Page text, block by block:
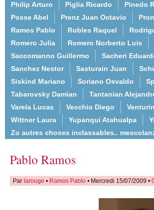
Philip Arturo
Piglia Ricardo Pinedo
Posse Abel
Prenz Juan Octavio
Ramos Pablo
Robles Raquel
Romero Julia
Romero Norberto Luis
Saccomanno Guillermo
Sacheri
Sanchez Nestor
Sasturain Juan
Siskind Mariano
Soriano Osvaldo
Tabarovsky Damian
Tantanian
Varela Lucas
Vecchio Diego
Wittner Laura
Yupanqui Atahualpa
Zo autres choses inclassables..
Pablo Ramos
Par larouge • Ramos Pablo • Mercredi 15/07/2009 •